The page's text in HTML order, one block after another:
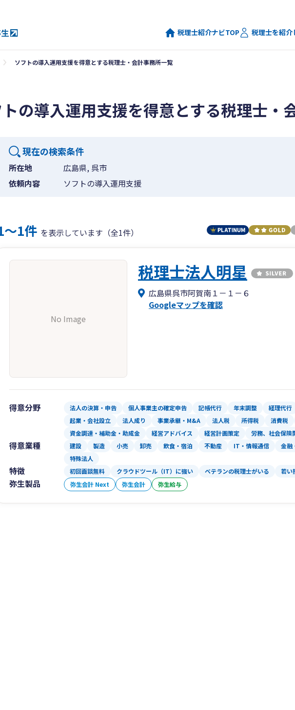
税理士紹介ナビTOP 税理士を紹介
ソフトの導入運用支援を得意とする税理士・会計事務所一覧
の導入運用支援を得意とする税理士・
現在の検索条件
所在地
広島県, 呉市
依頼内容
ソフトの導入運用支援
〜1件 を表示しています（全1件）
No Image
税理士法人明星
広島県呉市阿賀南１－１－６
Googleマップを確認
得意分野 法人の決算・申告 個人事業主の確定申告 記帳代行 年末調整 経理代行
起業・会社設立
法人成り 事業承継・M&A 法人税 所得税 消費税
資金調達・補助金・助成金
経営アドバイス 経営計画策定 労務、社会保険
得意業種 建設 製造 小売 卸売 飲食・宿泊 不動産 IT・情報通信 金融
特殊法人
特徴 初回面談無料 クラウドツール（IT）に強い ベテランの税理士がいる 若い
弥生製品 弥生会計 Next 弥生会計 弥生給与